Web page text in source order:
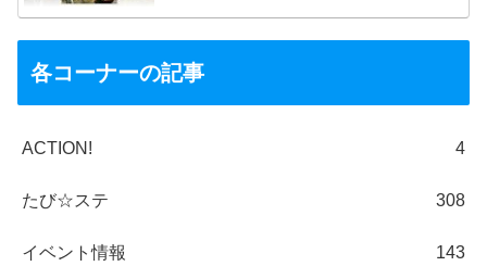
各コーナーの記事
ACTION! 4
たび☆ステ 308
イベント情報 143